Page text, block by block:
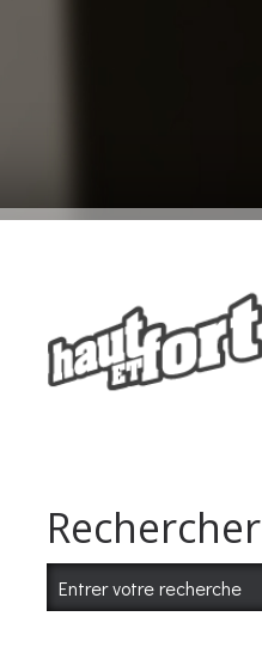
Rechercher